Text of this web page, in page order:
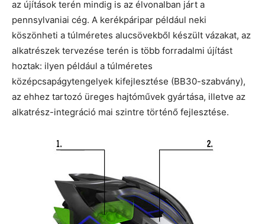
az újítások terén mindig is az élvonalban járt a
pennsylvaniai cég. A kerékpáripar például neki
köszönheti a túlméretes alucsövekből készült vázakat, az
alkatrészek tervezése terén is több forradalmi újítást
hoztak: ilyen például a túlméretes
középcsapágytengelyek kifejlesztése (BB30-szabvány),
az ehhez tartozó üreges hajtóművek gyártása, illetve az
alkatrész-integráció mai szintre történő fejlesztése.